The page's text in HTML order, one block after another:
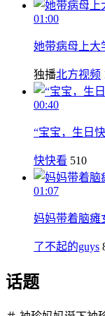
01:00
她带病母上大
独播北方视频
00:40
“宝宝，生日
快快看 510
01:07
妈妈带着脑瘫
了不起的guys
话题